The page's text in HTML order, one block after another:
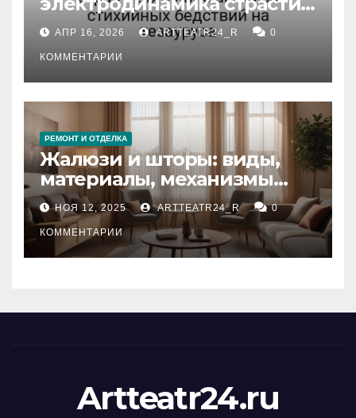
влияние анализа
стихийных бедствий на
тезауруса
АПР 16, 2026 ARTTEATR24_R 0
КОММЕНТАРИИ
РЕМОНТ И ОТДЕЛКА
Жалюзи и шторы: виды,
материалы, механизмы
управления и уход
НОЯ 12, 2025 ARTTEATR24_R 0
КОММЕНТАРИИ
Artteatr24.ru